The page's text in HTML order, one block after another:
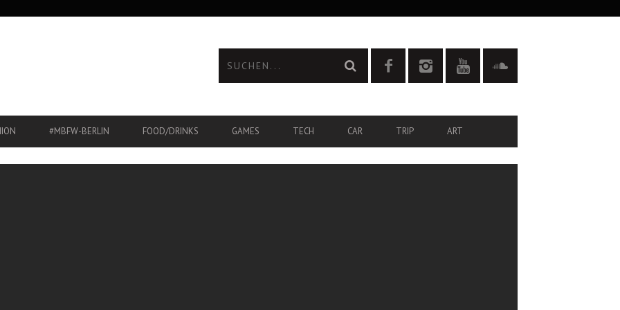
#MBFW-BERLIN FOOD/DRINKS GAMES TECH CAR TRIP ART